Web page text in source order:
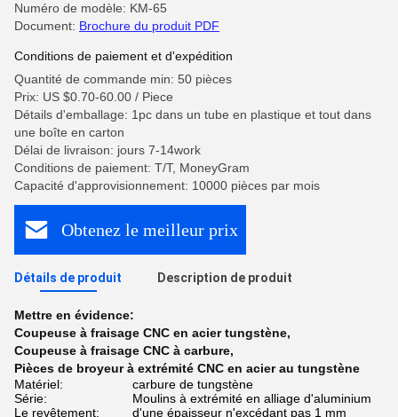
Numéro de modèle: KM-65
Document: Brochure du produit PDF
Conditions de paiement et d'expédition
Quantité de commande min: 50 pièces
Prix: US $0.70-60.00 / Piece
Détails d'emballage: 1pc dans un tube en plastique et tout dans
une boîte en carton
Délai de livraison: jours 7-14work
Conditions de paiement: T/T, MoneyGram
Capacité d'approvisionnement: 10000 pièces par mois
Obtenez le meilleur prix
Détails de produit Description de produit
Mettre en évidence:
Coupeuse à fraisage CNC en acier tungstène,
Coupeuse à fraisage CNC à carbure,
Pièces de broyeur à extrémité CNC en acier au tungstène
Matériel:
carbure de tungstène
Série:
Moulins à extrémité en alliage d'aluminium
Le revêtement:
d'une épaisseur n'excédant pas 1 mm